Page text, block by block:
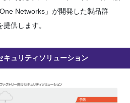
Networks」が開発した製品群
供します。
キュリティソリューション